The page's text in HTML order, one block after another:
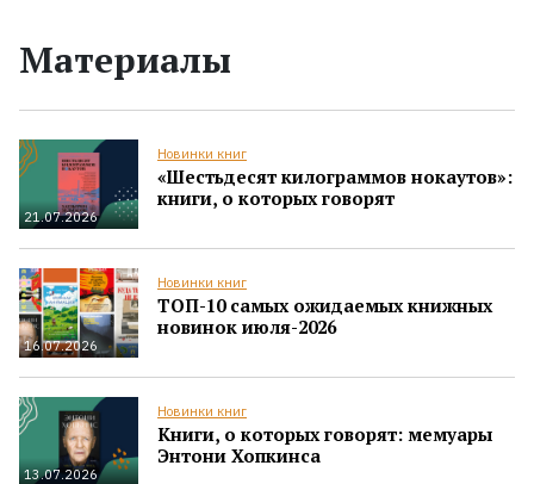
Материалы
21.07.2026
Новинки книг
«Шестьдесят килограммов нокаутов»:
книги, о которых говорят
16.07.2026
Новинки книг
ТОП-10 самых ожидаемых книжных
новинок июля-2026
13.07.2026
Новинки книг
Книги, о которых говорят: мемуары
Энтони Хопкинса